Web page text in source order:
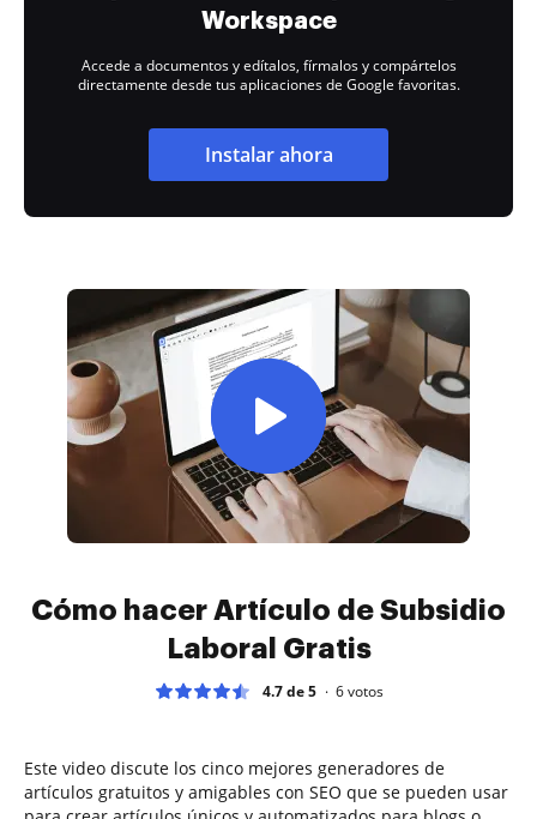
Workspace
Accede a documentos y edítalos, fírmalos y compártelos
directamente desde tus aplicaciones de Google favoritas.
Instalar ahora
Cómo hacer Artículo de Subsidio
Laboral Gratis
4.7 de 5 6votos
Este video discute los cinco mejores generadores de
artículos gratuitos y amigables con SEO que se pueden usar